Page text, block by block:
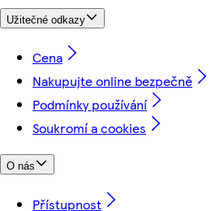
Užitečné odkazy
Cena
Nakupujte online bezpečně
Podmínky používání
Soukromí a cookies
O nás
Přístupnost